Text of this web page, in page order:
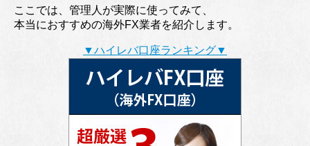
ここでは、管理人が実際に使ってみて、
本当におすすめの海外FX業者を紹介します。
▼ハイレバ口座ランキング▼